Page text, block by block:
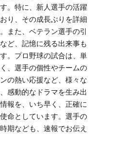
。特に、新人選手の活躍
り、その成長ぶりを詳細
また、ベテラン選手の引
ど、記憶に残る出来事も
。プロ野球の試合は、単
、選手の個性やチームの
の熱い応援など、様々な
感動的なドラマを生み出
報を、いち早く、正確に
命としています。選手の
期なども、速報でお伝え